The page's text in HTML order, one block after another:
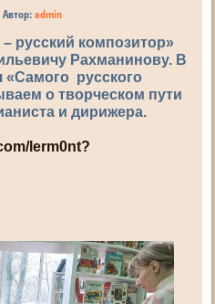
Автор: admin
русский композитор»
Рахманинову. В
«Самого русского
о творческом пути
и дирижера.
lerm0nt?